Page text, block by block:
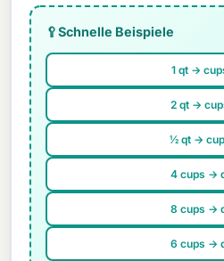
🥄Schnelle Beispiele
1 qt →
2 qt →
½ qt →
4 cups →
8 cups →
6 cups →